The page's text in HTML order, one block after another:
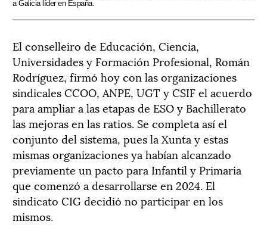
a Galicia líder en España.
El conselleiro de Educación, Ciencia,
Universidades y Formación Profesional, Román
Rodríguez, firmó hoy con las organizaciones
sindicales CCOO, ANPE, UGT y CSIF el acuerdo
para ampliar a las etapas de ESO y Bachillerato
las mejoras en las ratios. Se completa así el
conjunto del sistema, pues la Xunta y estas
mismas organizaciones ya habían alcanzado
previamente un pacto para Infantil y Primaria
que comenzó a desarrollarse en 2024. El
sindicato CIG decidió no participar en los
mismos.